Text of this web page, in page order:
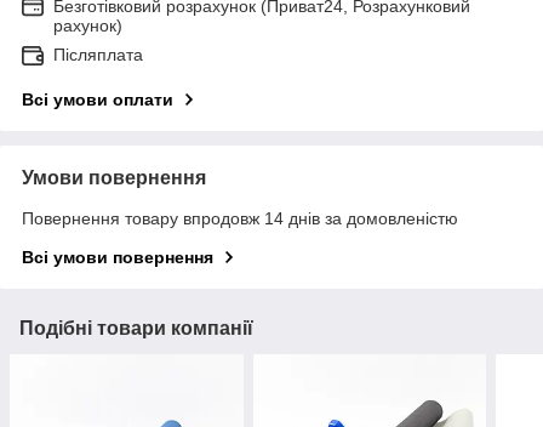
Безготівковий розрахунок (Приват24, Розрахунковий
рахунок)
Післяплата
Всі умови оплати
Умови повернення
Повернення товару впродовж 14 днів за домовленістю
Всі умови повернення
Подібні товари компанії